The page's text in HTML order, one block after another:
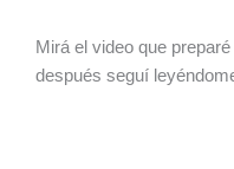
Mirá el video que
después seguí